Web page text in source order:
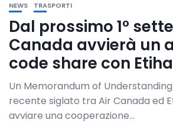
NEWS TRASPORTI
Dal prossimo 1°
Canada avvierà un
code share con
Un Memorandum of
recente siglato tra Air Canada ed
avviare una cooperazione...